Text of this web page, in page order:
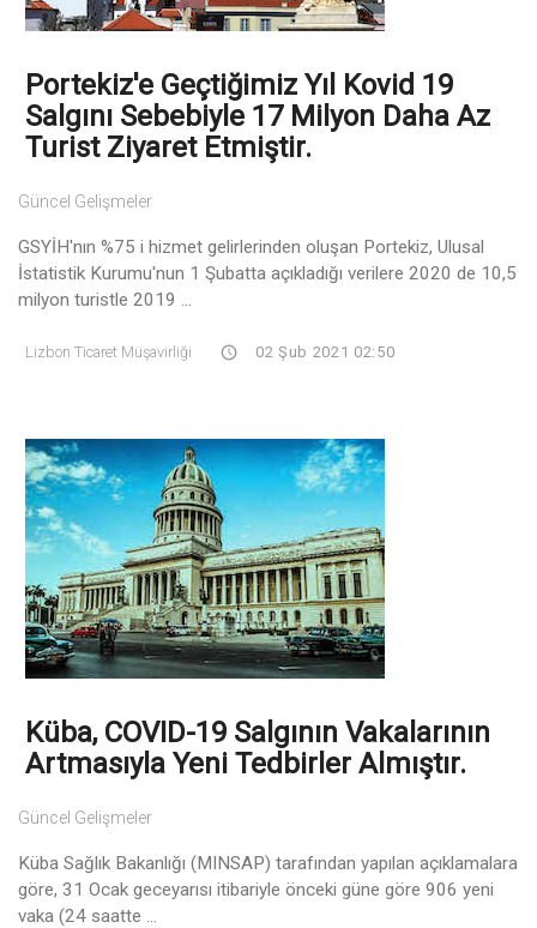
Portekiz'e Geçtiğimiz Yıl Kovid 19
Salgını Sebebiyle 17 Milyon Daha Az
Turist Ziyaret Etmiştir.
Güncel Gelişmeler
GSYİH'nın %75 i hizmet gelirlerinden oluşan Portekiz, Ulusal
İstatistik Kurumu'nun 1 Şubatta açıkladığı verilere 2020 de 10,5
milyon turistle 2019 ...
Lizbon Ticaret Müşavirliği 02 Şub 2021 02:50
Küba, COVID-19 Salgının Vakalarının
Artmasıyla Yeni Tedbirler Almıştır.
Güncel Gelişmeler
Küba Sağlık Bakanlığı (MINSAP) tarafından yapılan açıklamalara
göre, 31 Ocak geceyarısı itibariyle önceki güne göre 906 yeni
vaka (24 saatte ...